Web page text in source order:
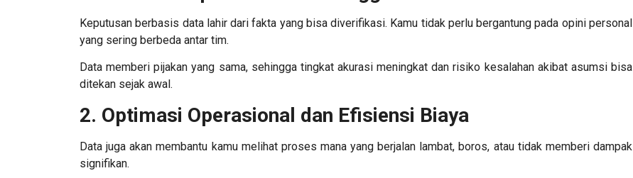
Keputusan berbasis data lahir dari fakta yang bisa diverifikasi. Kamu tidak perlu bergantung pada opini personal
yang sering berbeda antar tim.
Data memberi pijakan yang sama, sehingga tingkat akurasi meningkat dan risiko kesalahan akibat asumsi bisa
ditekan sejak awal.
2. Optimasi Operasional dan Efisiensi Biaya
Data juga akan membantu kamu melihat proses mana yang berjalan lambat, boros, atau tidak memberi dampak
signifikan.